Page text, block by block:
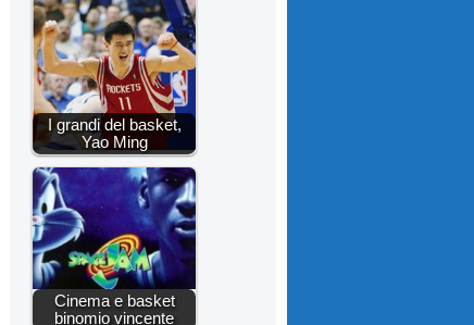
I grandi del basket,
Yao Ming
Cinema e basket
binomio vincente